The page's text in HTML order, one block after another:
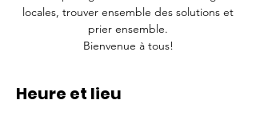
locales, trouver ensemble des solutions et
prier ensemble.
Bienvenue à tous!
Heure et lieu